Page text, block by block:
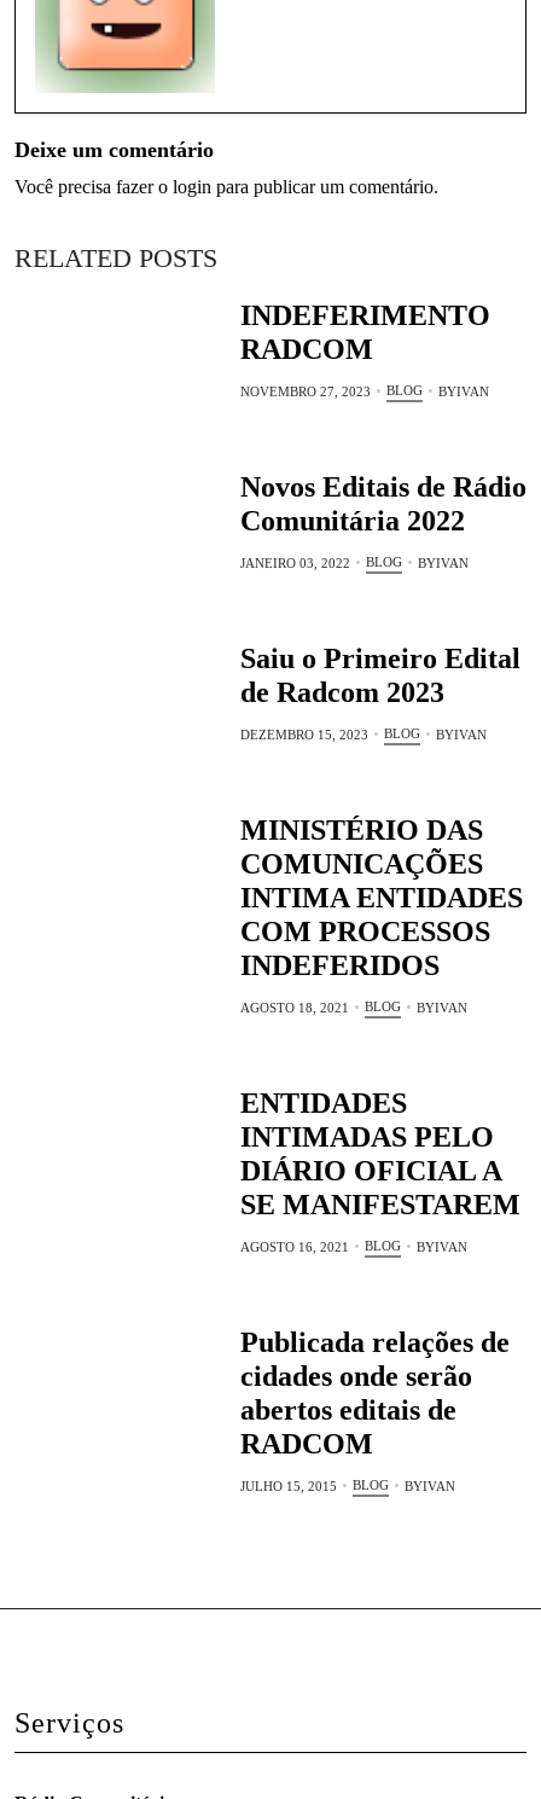
Deixe um comentário
Você precisa fazer o login para publicar um comentário.
RELATED POSTS
INDEFERIMENTO
RADCOM
NOVEMBRO 27, 2023 BLOG BYIVAN
Novos Editais de Rádio
Comunitária 2022
JANEIRO 03, 2022 BLOG BYIVAN
Saiu o Primeiro Edital
de Radcom 2023
DEZEMBRO 15, 2023 BLOG BYIVAN
MINISTÉRIO DAS
COMUNICAÇÕES
INTIMA ENTIDADES
COM PROCESSOS
INDEFERIDOS
AGOSTO 18, 2021 BLOG BYIVAN
ENTIDADES
INTIMADAS PELO
DIÁRIO OFICIAL A
SE MANIFESTAREM
AGOSTO 16, 2021 BLOG BYIVAN
Publicada relações de
cidades onde serão
abertos editais de
RADCOM
JULHO 15, 2015 BLOG BYIVAN
Serviços